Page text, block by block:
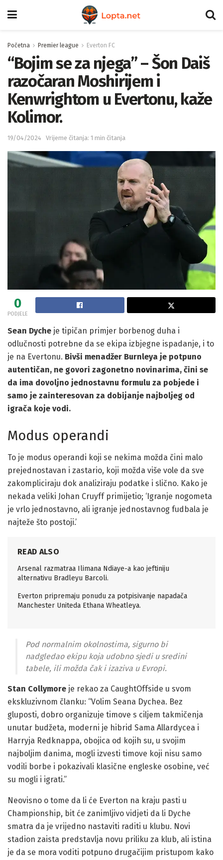
Početna Premier league Everton FC
“Bojim se za njega” – Šon Daiš
razočaran Moshirijem i
Kenwrightom u Evertonu, kaže
Kolimor.
19/04/2024 Vrijeme čitanja: 1 min čitanja
0
PODJELE
Sean Dyche je tipičan primjer borbenog duha i
odlučnosti potrebne da se ekipa izbjegne ispadanje, i to
je na Evertonu. Bivši menadžer Burnleya je potpuno
autentičan, ne govori zagonetno novinarima, čini se
da ima dovoljno jednostavnu formulu za pobjede i
samo je zainteresovan za dobijanje najboljeg od
igrača koje vodi.
Modus operandi
To je modus operandi koji se nekima možda čini malo
prejednostavan i zastario, koji možda više vole da sve
zakompliciraju dok analiziraju podatke i slično. Kako je
nekada veliki Johan Cruyff primijetio; ‘Igranje nogometa
je vrlo jednostavno, ali igranje jednostavnog fudbala je
najteže što postoji.’
READ ALSO
Arsenal razmatraa Ilimana Ndiaye-a kao jeftiniju
alternativu Bradleyu Barcoli.
Everton pripremaju ponudu za potpisivanje napadača
Manchester Uniteda Ethana Wheatleya.
Pod normalnim okolnostima, sigurno bi
nadgledao ekipu koja udobno sjedi u sredini
tabele, ili možda čak i izaziva u Evropi.
Stan Collymore je rekao za CaughtOffside u svom
ekskluzivnom članku: “Volim Seana Dychea. Bez
gluposti, dobro organizuje timove s ciljem takmičenja
unutar budžeta, moderni je hibrid Sama Allardycea i
Harryja Redknappa, obojica od kojih su, u svojim
najboljim danima, mogli izvesti timove koji nisu samo
vodili borbe i pokazivali klasične engleske osobine, već
su mogli i igrati.”
Neovisno o tome da li će Everton na kraju pasti u
Championship, bit će zanimljivo vidjeti da li Dyche
smatra da je vrijedno nastaviti raditi u klubu. Novi
stadion zaista predstavlja novu priliku za klub, ali istina
je da se mora voditi potpuno drugačijim pristupom kako